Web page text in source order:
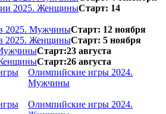
2025. ЖенщиныСтарт: 14
2025. МужчиныСтарт: 12 ноября
2025. ЖенщиныСтарт: 5 ноября
Старт:23 августа
Старт:26 августа
Олимпийские игры 2024.
Мужчины
Олимпийские игры 2024.